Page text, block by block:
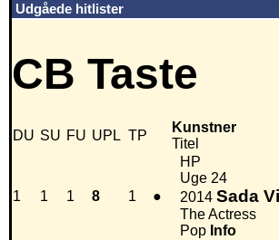
Udgåede hitlister
CB Taste
DU SU FU UPL TP
Kunstner
Titel
1 1 1 8 1 ●
HP
Uge 24
2014 Sada
The Actress
Pop Info